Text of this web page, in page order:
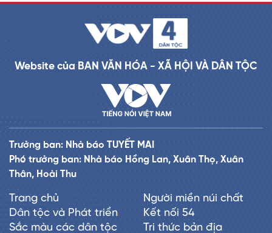
Website của BAN VĂN HÓA - XÃ HỘI VÀ DÂN TỘC
Trưởng ban: Nhà báo TUYẾT MAI
Phó trưởng ban: Nhà báo Hồng Lan, Xuân Thọ, Xuân
Thân, Hoài Thu
Trang chủ
Dân tộc và Phát triển
Sắc màu các dân tộc
Người miền núi chất
Kết nối 54
Tri thức bản địa